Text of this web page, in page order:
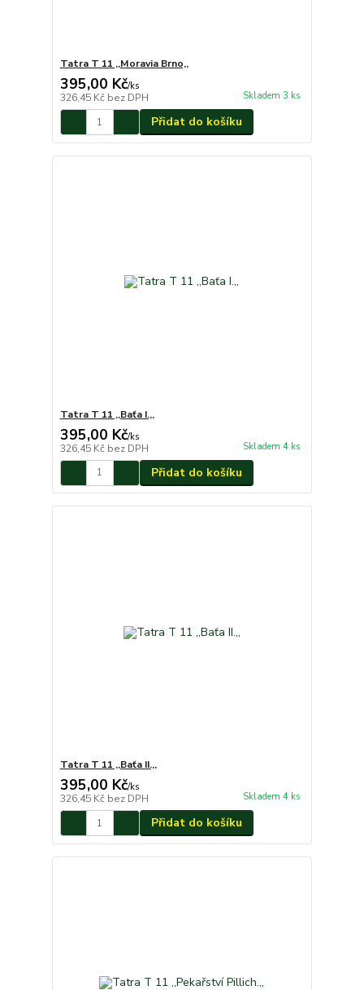
Tatra T 11 ,,Moravia Brno,,
395,00 Kč/ks
326,45 Kč bez DPH Skladem 3 ks
Přidat do košíku
Tatra T 11 ,,Baťa I.,,
395,00 Kč/ks
326,45 Kč bez DPH Skladem 4 ks
Přidat do košíku
Tatra T 11 ,,Baťa II.,,
395,00 Kč/ks
326,45 Kč bez DPH Skladem 4 ks
Přidat do košíku